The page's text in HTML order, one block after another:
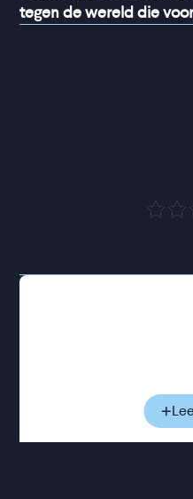
tegen de wereld die
Emma werkt als
zuiverheid. Maar haar
toekomst brokkelt af
door een rijke